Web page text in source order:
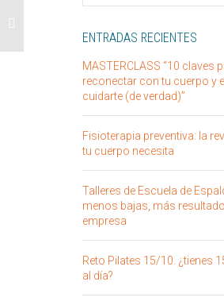
ENTRADAS RECIENTES
MASTERCLASS “10 claves
reconectar con tu cuerpo y
cuidarte (de verdad)”
Fisioterapia preventiva: la
tu cuerpo necesita
Talleres de Escuela de
menos bajas, más
empresa
Reto Pilates 15/10. ¿tienes
al día?